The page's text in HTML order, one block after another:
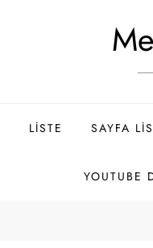
LISTE SAYFA
YOUTUBE